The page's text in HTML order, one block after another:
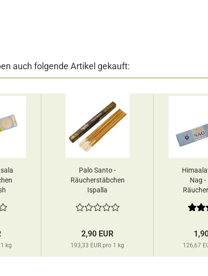
auch folgende Artikel gekauft:
kg
Palo Santo -
Räucherstäbchen
Ispalla
2,90 EUR
193,33 EUR pro 1 kg
Nag -
126,67